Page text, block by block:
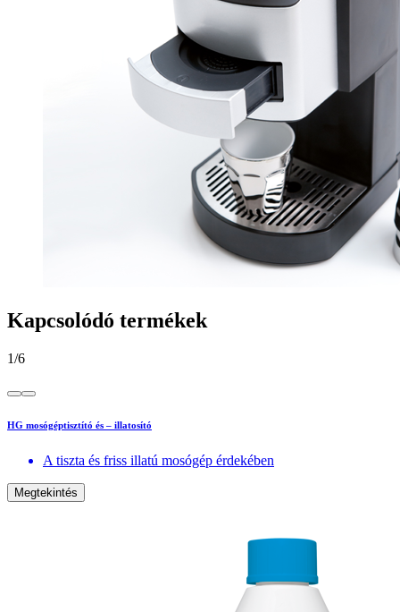
Kapcsolódó termékek
1/6
HG mosógéptisztító és – illatosító
A tiszta és friss illatú mosógép érdekében
Megtekintés